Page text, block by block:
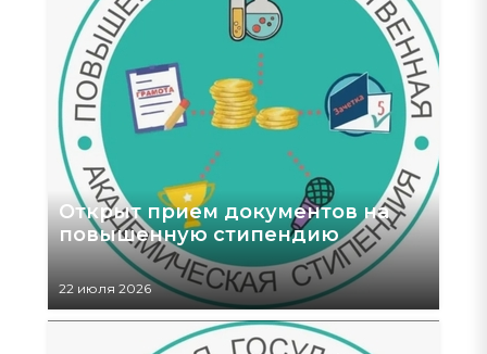
Открыт прием документов на
повышенную стипендию
22 июля 2026